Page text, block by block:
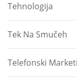
Tehnologija
Tek Na Smučeh
Telefonski